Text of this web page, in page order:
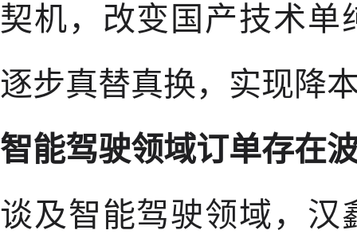
契机，改变国产技术单
逐步真替真换，实现降
智能驾驶领域订单存在
谈及智能驾驶领域，汉